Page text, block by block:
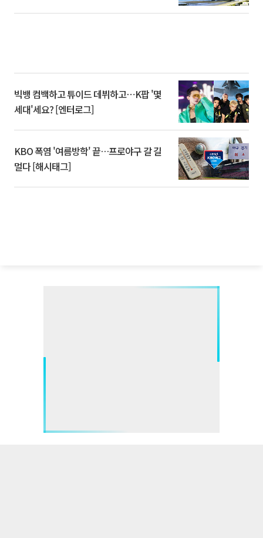
빅뱅 컴백하고 튜이드 데뷔하고⋯K팝 '몇
세대'세요? [엔터로그]
KBO 폭염 '여름방학' 끝…프로야구 갈 길
멀다 [해시태그]